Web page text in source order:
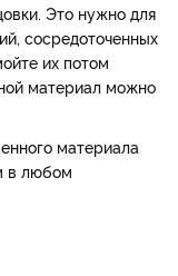
Это нужно для
сосредоточенных
их потом
материал можно
материала
в любом